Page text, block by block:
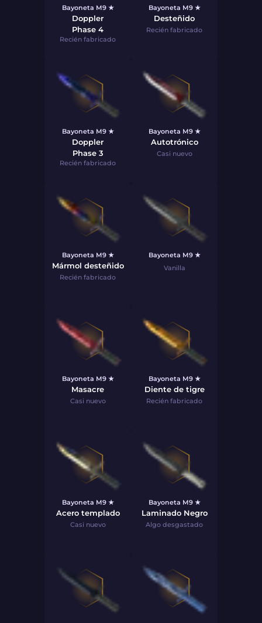
Bayoneta M9 ★
Doppler
Phase 4
Recién fabricado
Bayoneta M9 ★
Desteñido
Recién fabricado
Bayoneta M9 ★
Doppler
Phase 3
Recién fabricado
Bayoneta M9 ★
Autotrónico
Casi nuevo
Bayoneta M9 ★
Mármol desteñido
Recién fabricado
Bayoneta M9 ★
Vanilla
Bayoneta M9 ★
Masacre
Casi nuevo
Bayoneta M9 ★
Diente de tigre
Recién fabricado
Bayoneta M9 ★
Acero templado
Casi nuevo
Bayoneta M9 ★
Laminado Negro
Algo desgastado